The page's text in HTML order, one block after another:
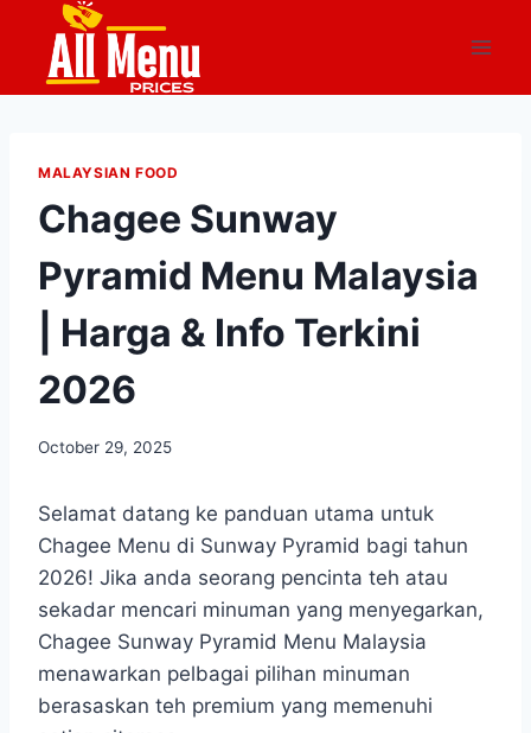
content
MALAYSIAN FOOD
Chagee Sunway
Pyramid Menu Malaysia
| Harga & Info Terkini
2026
October 29, 2025
Selamat datang ke panduan utama untuk
Chagee Menu di Sunway Pyramid bagi tahun
2026! Jika anda seorang pencinta teh atau
sekadar mencari minuman yang menyegarkan,
Chagee Sunway Pyramid Menu Malaysia
menawarkan pelbagai pilihan minuman
berasaskan teh premium yang memenuhi